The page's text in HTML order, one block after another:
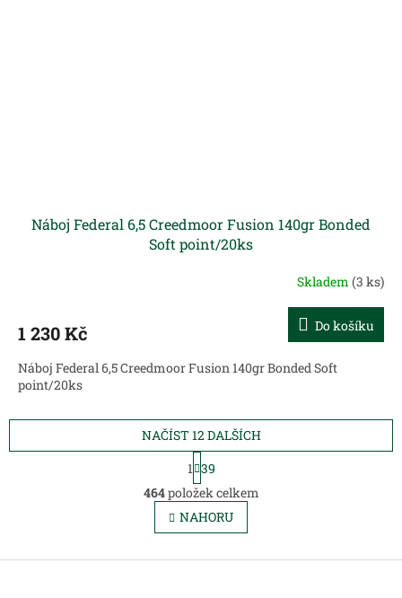
Náboj Federal 6,5 Creedmoor Fusion 140gr Bonded
Soft point/20ks
Skladem (3 ks)
1 230 Kč Do košíku
Náboj Federal 6,5 Creedmoor Fusion 140gr Bonded Soft
point/20ks
O
v
l
á
NAČÍST 12 DALŠÍCH
S
t
r
á
n
k
v
1 39
464položek celkem
NAHORU
Z